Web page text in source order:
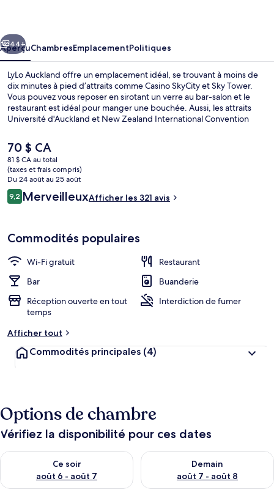
Suivant
44+
AperçuChambresEmplacementPolitiques
LyLo Auckland offre un emplacement idéal, se trouvant à moins de
dix minutes à pied d’attraits comme Casino SkyCity et Sky Tower.
Vous pouvez vous reposer en sirotant un verre au bar-salon et le
restaurant est idéal pour manger une bouchée. Aussi, les attraits
Université d'Auckland et New Zealand International Convention
voyageurs apprécient vraiment le personnel serviable. Le transport
en commun se trouve à proximité : Arrêt de tram Gaunt Street est à
seulement 13 minutes à pied.
Le
prix
actuel
est
de 70 $ CA
70 $ CA
81 $ CA au total
(taxes et frais compris)
Du 24 août au 25 août
Avis
9,29,2 sur 10 –
MerveilleuxAfficher les 321 avis
Commodités populaires
Wi-Fi gratuit
Restaurant
Bar
Buanderie
Réception ouverte en tout
temps
Interdiction de fumer
Afficher tout
Commodités principales (4)
Options de chambre
Vérifiez la disponibilité pour ces dates
Ce soir
août 6 - août 7
Vérifier la disponibilité pour ce soir août 6 - août 7
Demain
août 7 - août 8
Vérifier la disponibilité pour